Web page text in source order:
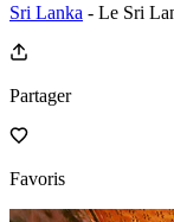
Sri Lanka - Le Sri
Partager
Favoris